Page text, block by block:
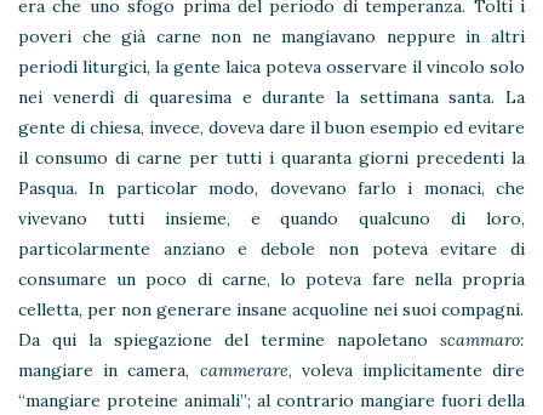
era che uno sfogo prima del periodo di temperanza. Tolti i
poveri che già carne non ne mangiavano neppure in altri
periodi liturgici, la gente laica poteva osservare il vincolo solo
nei venerdì di quaresima e durante la settimana santa. La
gente di chiesa, invece, doveva dare il buon esempio ed evitare
il consumo di carne per tutti i quaranta giorni precedenti la
Pasqua. In particolar modo, dovevano farlo i monaci, che
vivevano tutti insieme, e quando qualcuno di loro,
particolarmente anziano e debole non poteva evitare di
consumare un poco di carne, lo poteva fare nella propria
celletta, per non generare insane acquoline nei suoi compagni.
Da qui la spiegazione del termine napoletano scammaro:
mangiare in camera, cammerare, voleva implicitamente dire
“mangiare proteine animali”; al contrario mangiare fuori della